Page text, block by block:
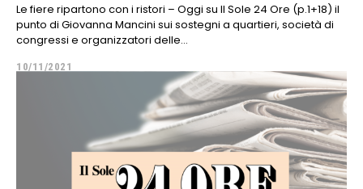
Le fiere ripartono con i ristori – Oggi su Il Sole 24 Ore (p.1+18) il
punto di Giovanna Mancini sui sostegni a quartieri, società di
congressi e organizzatori delle...
10/11/2021